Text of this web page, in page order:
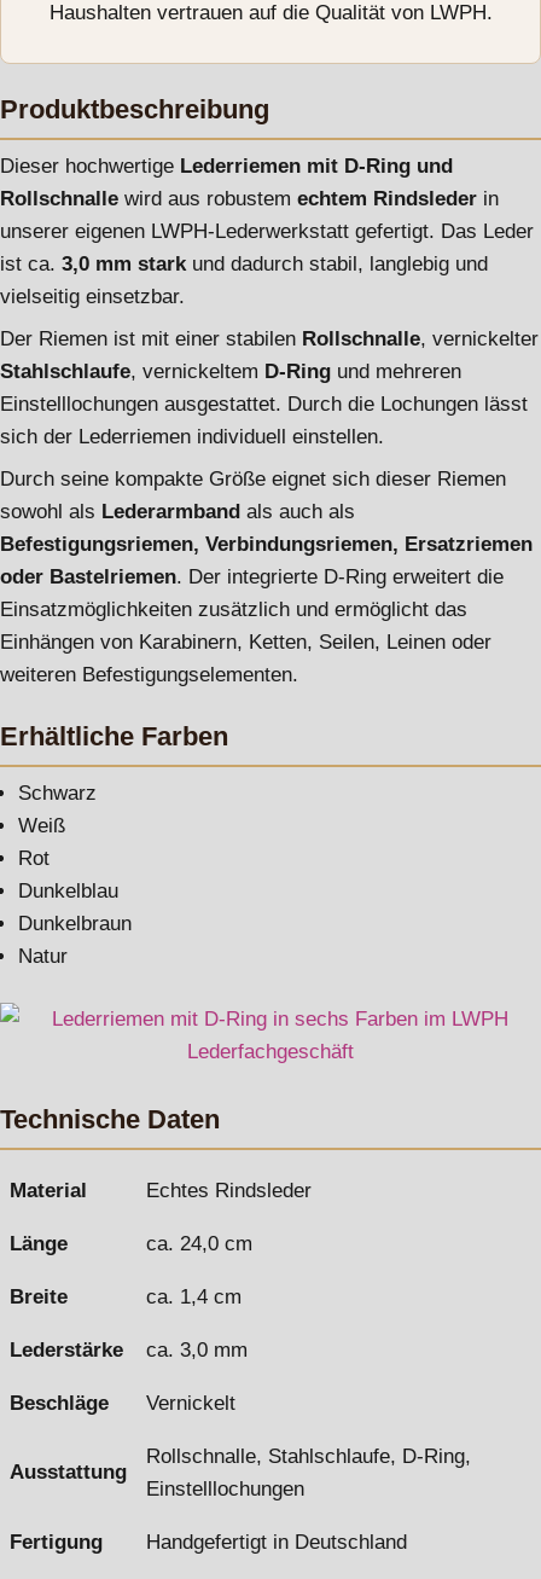
Haushalten vertrauen auf die Qualität von LWPH.
Produktbeschreibung
Dieser hochwertige Lederriemen mit D-Ring und
Rollschnalle wird aus robustem echtem Rindsleder in
unserer eigenen LWPH-Lederwerkstatt gefertigt. Das Leder
ist ca. 3,0 mm starkund dadurch stabil, langlebig und
vielseitig einsetzbar.
Der Riemen ist mit einer stabilen Rollschnalle, vernickelter
Stahlschlaufe, vernickeltem D-Ring und mehreren
Einstelllochungen ausgestattet. Durch die Lochungen lässt
sich der Lederriemen individuell einstellen.
Durch seine kompakte Größe eignet sich dieser Riemen
sowohl als Lederarmband als auch als
Befestigungsriemen, Verbindungsriemen, Ersatzriemen
oder Bastelriemen. Der integrierte D-Ring erweitert die
Einsatzmöglichkeiten zusätzlich und ermöglicht das
Einhängen von Karabinern, Ketten, Seilen, Leinen oder
weiteren Befestigungselementen.
Erhältliche Farben
Schwarz
Weiß
Rot
Dunkelblau
Dunkelbraun
Natur
Technische Daten
Material Echtes Rindsleder
Länge ca. 24,0 cm
Breite ca. 1,4 cm
Lederstärke ca. 3,0 mm
Beschläge Vernickelt
Ausstattung
Rollschnalle, Stahlschlaufe, D-Ring,
Einstelllochungen
Fertigung Handgefertigt in Deutschland